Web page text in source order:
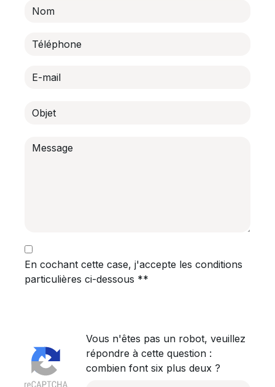
En cochant cette case, j'accepte les conditions
particulières ci-dessous **
Vous n'êtes pas un robot, veuillez
répondre à cette question :
combien font six plus deux ?